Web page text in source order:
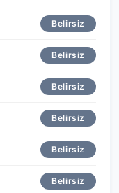
Belirsiz
Belirsiz
Belirsiz
Belirsiz
Belirsiz
Belirsiz